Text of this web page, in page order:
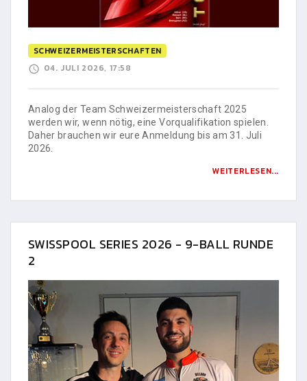
SCHWEIZERMEISTERSCHAFTEN
04. JULI 2026, 17:58
Analog der Team Schweizermeisterschaft 2025
werden wir, wenn nötig, eine Vorqualifikation spielen.
Daher brauchen wir eure Anmeldung bis am 31. Juli
2026.
WEITERLESEN...
SWISSPOOL SERIES 2026 - 9-BALL RUNDE
2